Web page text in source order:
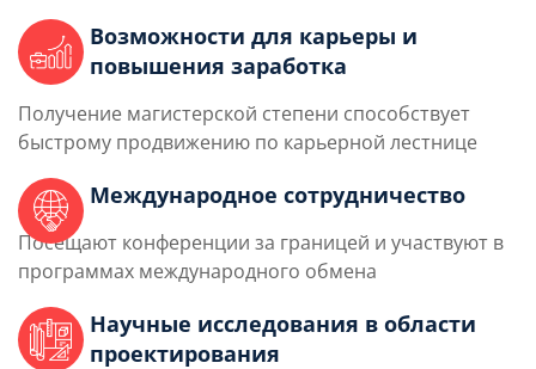
Возможности для карьеры и
повышения заработка
Получение магистерской степени способствует
быстрому продвижению по карьерной лестнице
Международное сотрудничество
Посещают конференции за границей и участвуют в
программах международного обмена
Научные исследования в области
проектирования